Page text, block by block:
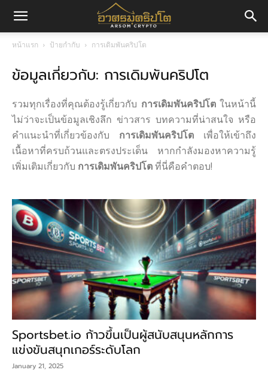
มค
ปโต
หน้าแรก ป้ายกำกับ การเดิมพันคริปโต
ข้อมูลเกี่ยวกับ: การเดิมพันคริปโต
รวมทุกเรื่องที่คุณต้องรู้เกี่ยวกับ การเดิมพันคริปโตในหน้านี้
ไม่ว่าจะเป็นข้อมูลเชิงลึก ข่าวสาร บทความที่น่าสนใจ หรือ
คำแนะนำที่เกี่ยวข้องกับ การเดิมพันคริปโต เพื่อให้เข้าถึง
เนื้อหาที่ครบถ้วนและตรงประเด็น หากกำลังมองหาความรู้
เพิ่มเติมเกี่ยวกับ การเดิมพันคริปโตที่นี่คือคำตอบ!
Sportsbet.io ก้าวขึ้นเป็นผู้สนับสนุนหลักการ
แข่งขันสนุกเกอร์ระดับโลก
January 21, 2025